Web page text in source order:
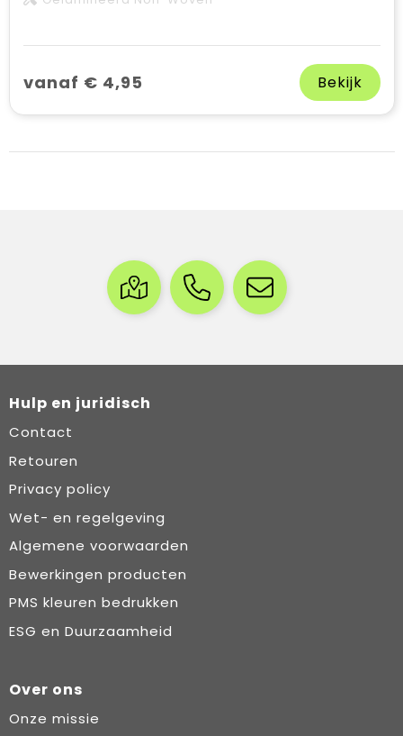
vanaf € 4,95 Bekijk
Hulp en juridisch
Contact
Retouren
Privacy policy
Wet- en regelgeving
Algemene voorwaarden
Bewerkingen producten
PMS kleuren bedrukken
ESG en Duurzaamheid
Over ons
Onze missie